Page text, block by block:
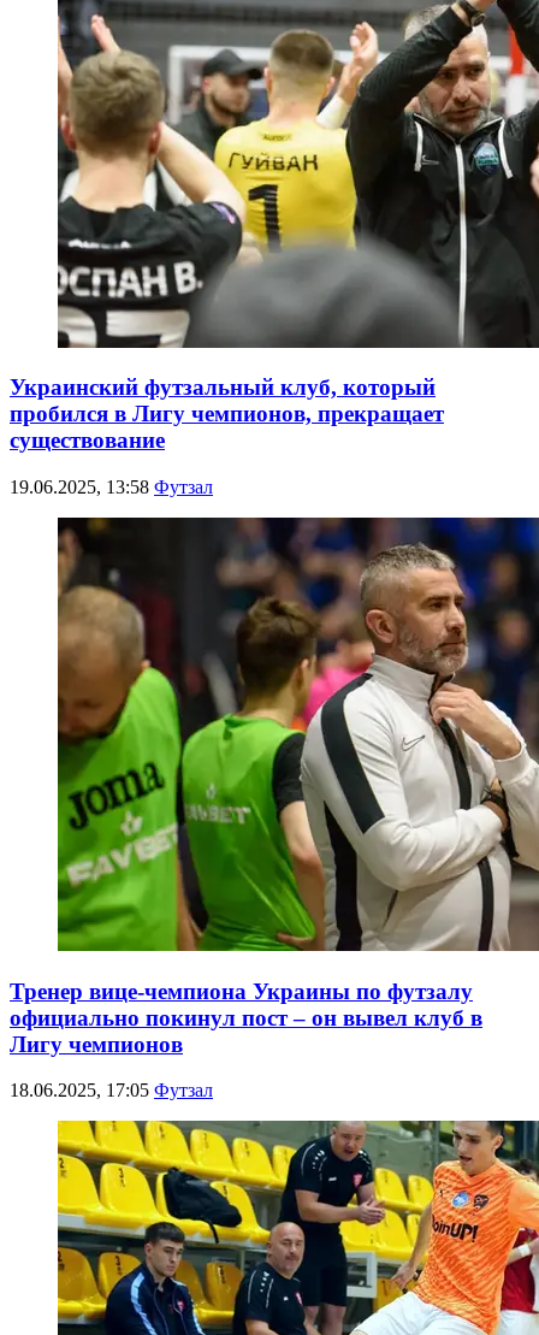
Украинский футзальный клуб, который
пробился в Лигу чемпионов, прекращает
существование
19.06.2025, 13:58 Футзал
Тренер вице-чемпиона Украины по футзалу
официально покинул пост – он вывел клуб в
Лигу чемпионов
18.06.2025, 17:05 Футзал